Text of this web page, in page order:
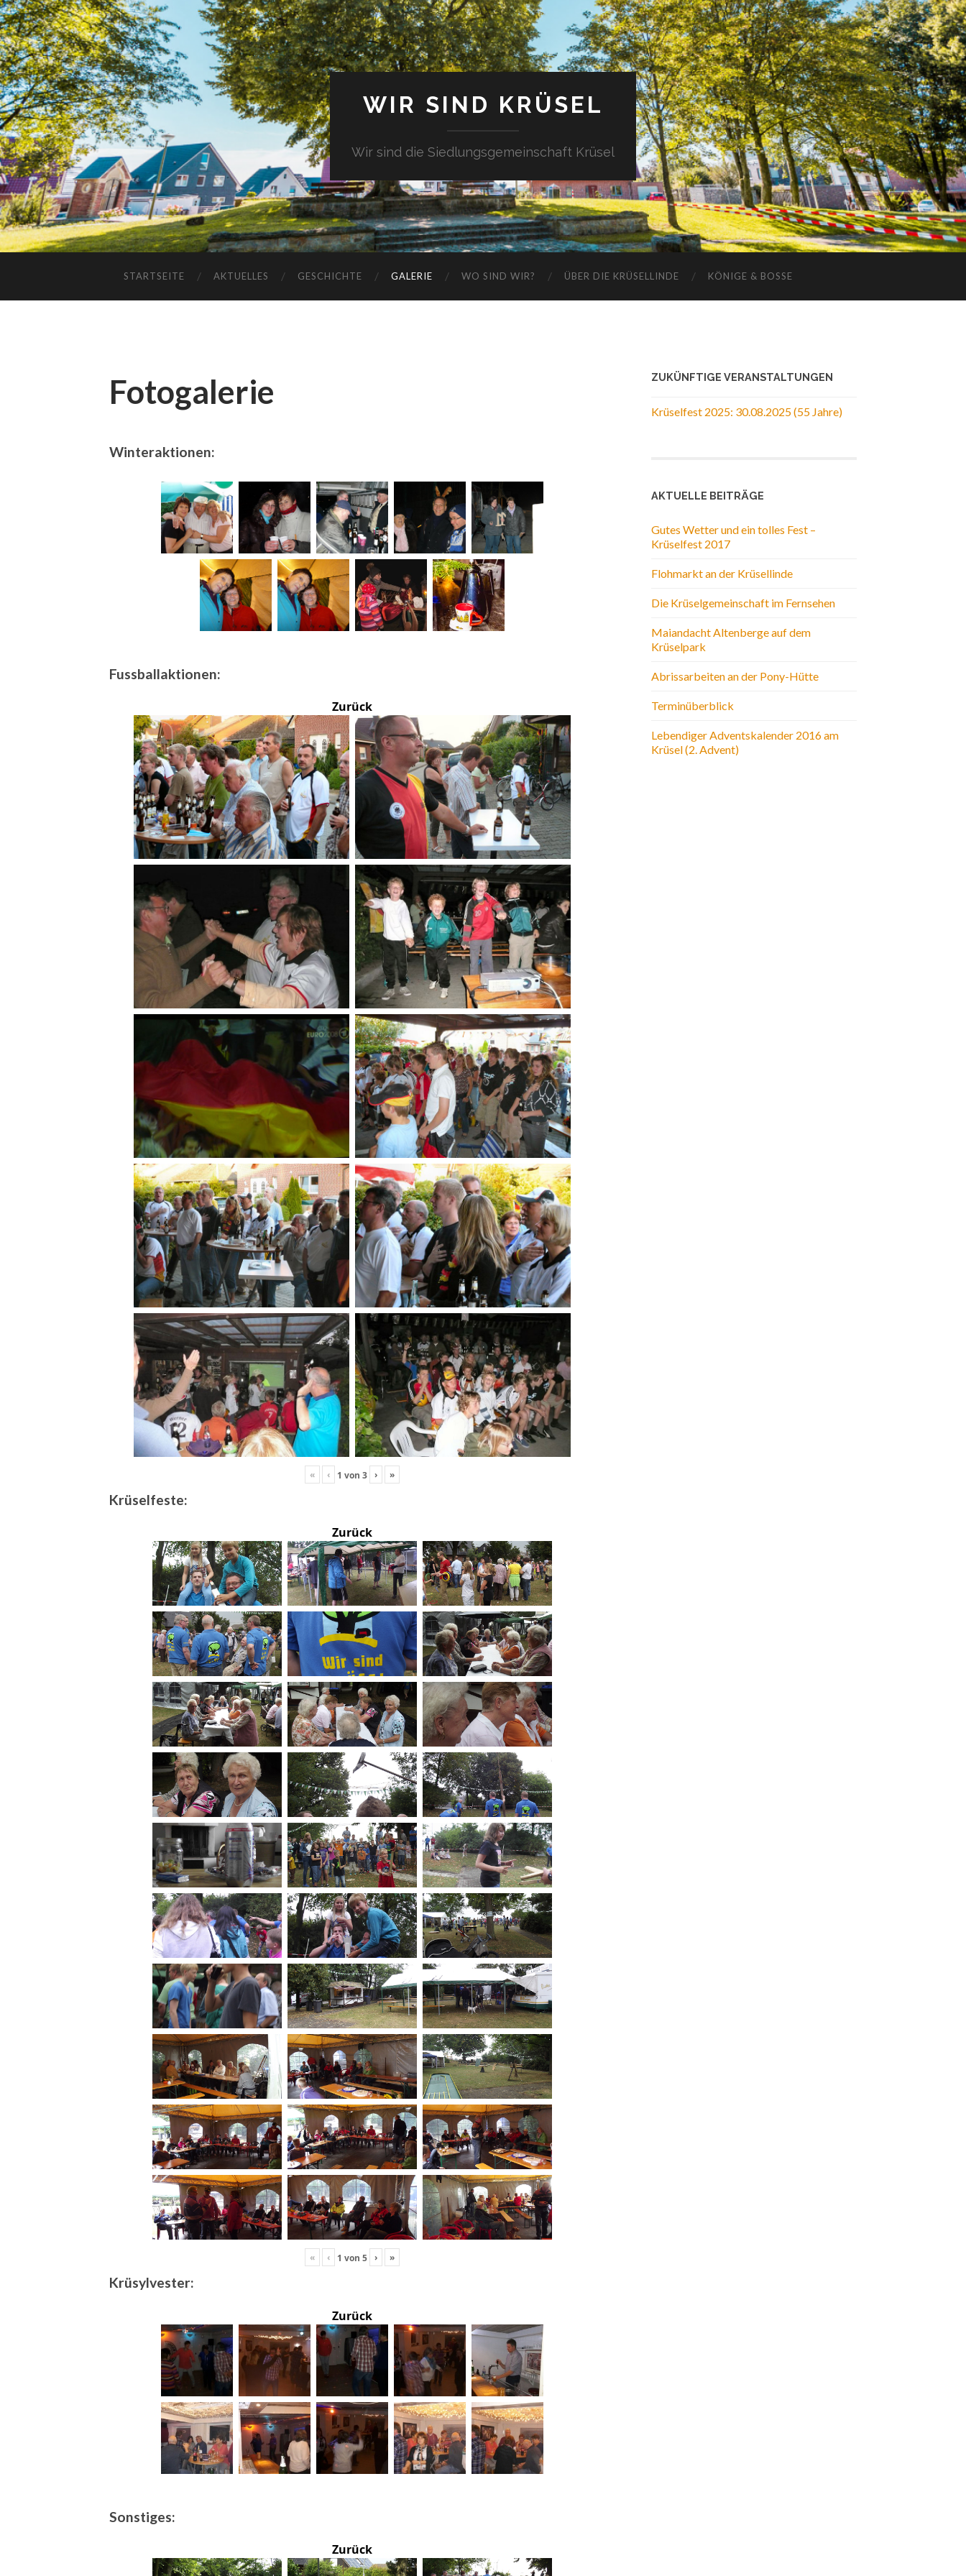
WIR SIND KRÜSEL
Wir sind die Siedlungsgemeinschaft Krüsel
STARTSEITE AKTUELLES GESCHICHTE GALERIE WO SIND WIR? ÜBER DIE KRÜSELLINDE KÖNIGE & BOSSE
Fotogalerie
Winteraktionen:
Fussballaktionen:
Zurück
« ‹ 1 von 3 › »
Krüselfeste:
Zurück
« ‹ 1 von 5 › »
Krüsylvester:
Zurück
Sonstiges:
Zurück
ZUKÜNFTIGE VERANSTALTUNGEN
Krüselfest 2025: 30.08.2025 (55 Jahre)
AKTUELLE BEITRÄGE
Gutes Wetter und ein tolles Fest –
Krüselfest 2017
Flohmarkt an der Krüsellinde
Die Krüselgemeinschaft im Fernsehen
Maiandacht Altenberge auf dem
Krüselpark
Abrissarbeiten an der Pony-Hütte
Terminüberblick
Lebendiger Adventskalender 2016 am
Krüsel (2. Advent)